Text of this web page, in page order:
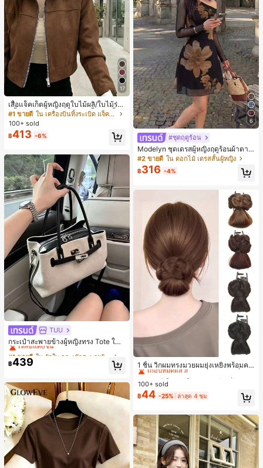
17
เสื้อแจ็คเก็ตผู้หญิงฤดูใบไม้ผลิ/ใบไม้ร่วง
สีพื้น หนังเทียม สไตล์ปกคอเสื้อ ซิปขึ้น
แขนยาว สไตล์ลำลอง วิทยาลัย สนามบิ
น เสื้อนอก สีน้ำตาล สไตล์สบายๆ ฤดูใบ
ไม้ร่วง
#1 ขายดี
ใน เครื่องบินทิ้งระเบิด แจ็คเก็ตผู้หญิง
100+ sold
฿413 -6%
TUU
กระเป๋าสะพายข้างผู้หญิงทรง Tote ใบเ
ล็ก สไตล์วินเทจ ผิวด้าน คอลเลกชันให
ม่ฤดูร้อน 2026 สำหรับเดินทางไปทำงา
น แมตช์ง่าย
#1 ขายดี
เหลือแค่6ชิ้น
#1 ขายดี
เหลือแค่6ชิ้น
#1 ขายดี
เหลือแค่6ชิ้น
เหลือแค่6ชิ้น
฿439
6
#ชุดฤดูร้อน
Modelyn ชุดเดรสผู้หญิงฤดูร้อนผ้าตาข่
ายพิมพ์ลาย คอไม่สมมาตร จับจีบ หรูหร
า เซ็กซี่
#2 ขายดี ใน ดอกไม้ เดรสสั้นผู้หญิง
฿316 -4%
1 ชิ้น วิกผมทรงมวยผมยุ่งเหยิงพร้อมคลิ
ปหนีบผม, คลิปหนีบผมสังเคราะห์ที่ได้รั
บการอัปเกรดแฟชั่น, วิกผมเส้นใยทนคว
ามร้อนสูงที่ออกแบบมาสำหรับผู้หญิง, ใ
ช้งานง่ายโดยไม่ต้องใช้เครื่องมือ, เหมา
ะสำหรับสไตล์สบายๆ, อุปกรณ์เสริมผมที่
สมบูรณ์แบบสำหรับผู้หญิง คลิปหนีบผม
คลิปหนีบผมสบายๆ แฟชั่นผม คลิปหนีบ
ผมหรูหรา ฤดูร้อน ชายหาด วันหยุด
#3 ขายดี
ใน เส้นใยสังเคราะห์ เครื่องประดับผมผู้หญิง
เกือบหมดแล้ว!
#3 ขายดี
เกือบหมดแล้ว!
#3 ขายดี
เกือบหมดแล้ว!
#3 ขายดี
ใน เส้นใยสังเคราะห์ เครื่องประดับผมผู้หญิง
100+ sold
฿44 -25% ล่าสุด 4 ชม